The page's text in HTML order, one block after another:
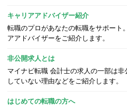
キャリアアドバイザー紹介
転職のプロがあなたの転職をサポート
アアドバイザーをご紹介します。
非公開求人とは
マイナビ転職 会計士の求人の一部は
していない理由などをご紹介します。
はじめての転職の方へ